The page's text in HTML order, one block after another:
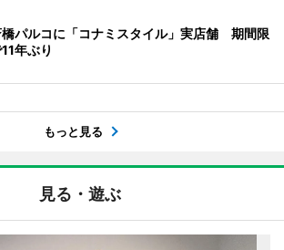
パルコに「コナミスタイル」実店舗 期間限
年ぶり
もっと見る
見る・遊ぶ